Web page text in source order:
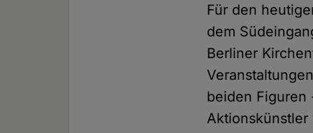
Für den
dem
Berliner
beiden Figuren